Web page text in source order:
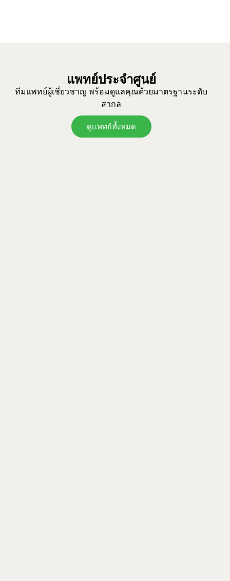
แพทย์ประจำศูนย์
ทีมแพทย์ผู้เชี่ยวชาญ พร้อมดูแลคุณด้วยมาตรฐานระดับ
สากล
ดูแพทย์ทั้งหมด